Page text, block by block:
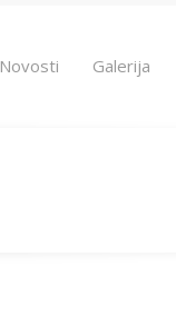
Novosti Galerija